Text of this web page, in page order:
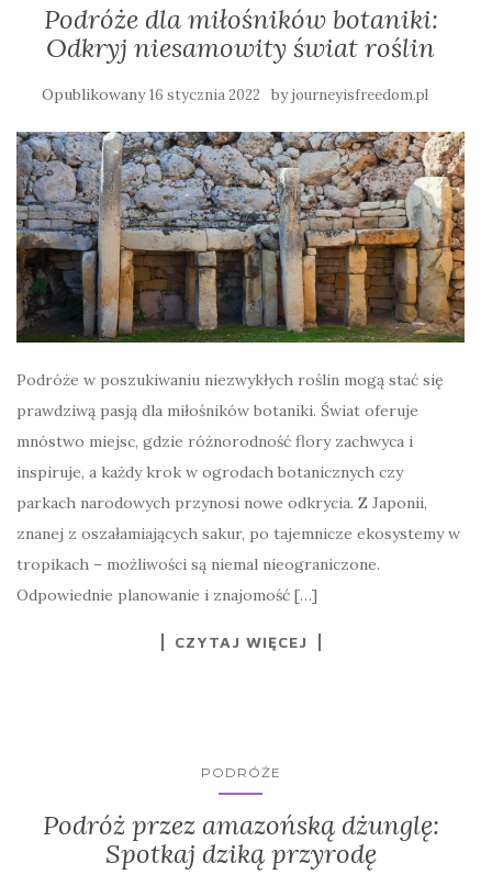
Podróże dla miłośników botaniki:
Odkryj niesamowity świat roślin
Opublikowany16 stycznia 2022 byjourneyisfreedom.pl
Podróże w poszukiwaniu niezwykłych roślin mogą stać się
prawdziwą pasją dla miłośników botaniki. Świat oferuje
mnóstwo miejsc, gdzie różnorodność flory zachwyca i
inspiruje, a każdy krok w ogrodach botanicznych czy
parkach narodowych przynosi nowe odkrycia. Z Japonii,
znanej z oszałamiających sakur, po tajemnicze ekosystemy w
tropikach – możliwości są niemal nieograniczone.
Odpowiednie planowanie i znajomość […]
CZYTAJ WIĘCEJ
PODRÓŻE
Podróż przez amazońską dżunglę:
Spotkaj dziką przyrodę